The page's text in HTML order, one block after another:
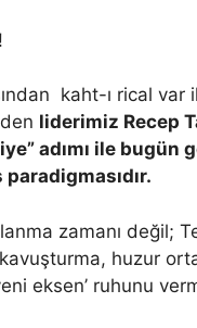
kaht-ı rical
liderimiz Recep
adımı ile
zamanı değil;
huzur
eksen’ ruhunu